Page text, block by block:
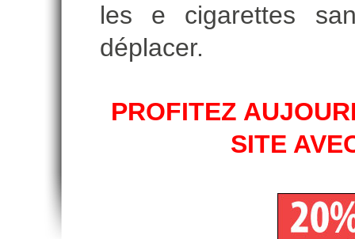
les e cigarettes
déplacer.
PROFITEZ
SITE